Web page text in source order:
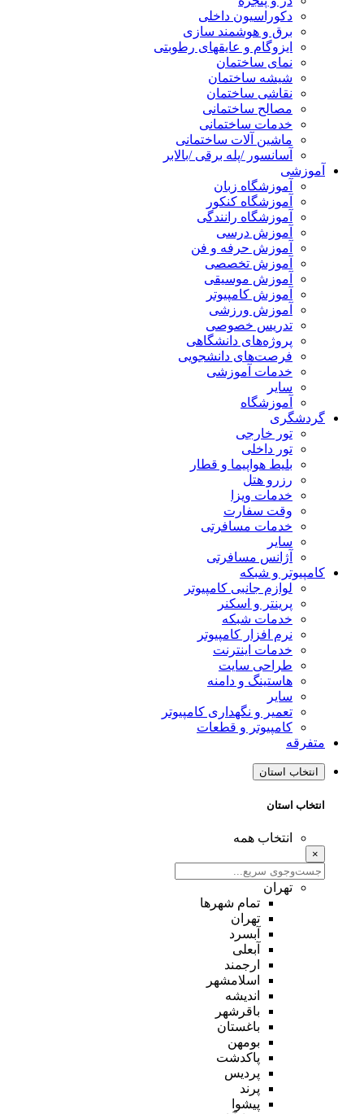
دکوراسیون داخلی
برق و هوشمند سازی
ایزوگام و عایقهای رطوبتی
نمای ساختمان
شیشه ساختمان
نقاشی ساختمان
مصالح ساختمانی
خدمات ساختمانی
ماشین آلات ساختمانی
آسانسور /پله برقی /بالابر
آموزشی
آموزشگاه زبان
آموزشگاه کنکور
آموزشگاه رانندگی
آموزش درسی
آموزش حرفه و فن
آموزش تخصصی
آموزش موسیقی
آموزش کامپیوتر
آموزش ورزشی
تدریس خصوصی
پروژه‌های دانشگاهی
فرصت‌های دانشجویی
خدمات آموزشی
سایر
آموزشگاه
گردشگری
تور خارجی
تور داخلی
بلیط هواپیما و قطار
رزرو هتل
خدمات ویزا
وقت سفارت
خدمات مسافرتی
سایر
آژانس مسافرتی
کامپیوتر و شبکه
لوازم جانبی کامپیوتر
پرینتر و اسکنر
خدمات شبکه
نرم افزار کامپیوتر
خدمات اینترنت
طراحی سایت
هاستینگ و دامنه
سایر
تعمیر و نگهداری کامپیوتر
کامپیوتر و قطعات
متفرقه
انتخاب استان
انتخاب استان
انتخاب همه
×
تهران
تمام شهر‌ها
تهران
آبسرد
آبعلی
ارجمند
اسلامشهر
اندیشه
باقرشهر
باغستان
بومهن
پاکدشت
پردیس
پرند
پیشوا